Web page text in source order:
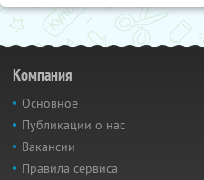
Компания
Основное
Публикации о нас
Вакансии
Правила сервиса